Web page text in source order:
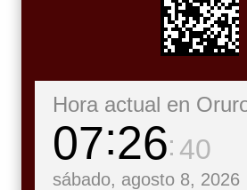
Hora actual en
07 26 41
sábado, agosto 8, 2026